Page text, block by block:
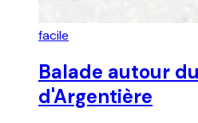
facile
Balade autour
d'Argentière